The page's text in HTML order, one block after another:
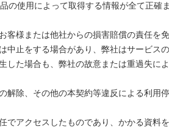
使用によって取得する情報が全て正確
様または他社からの損害賠償の責任を免
止をする場合があり、弊社はサービス
た場合も、弊社の故意または重過失に
除、その他の本契約等違反による利用
アクセスしたものであり、かかる資料